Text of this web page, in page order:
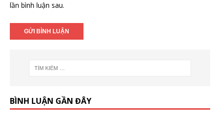
lần bình luận sau.
BÌNH LUẬN GẦN ĐÂY